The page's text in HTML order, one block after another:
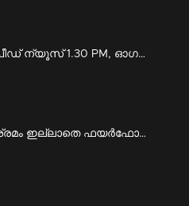
സ്പീഡ് ന്യൂസ് 1.30 PM, ഓഗസ്റ്റ് 08, 2026 | Speed News
വിശ്രമം ഇല്ലാതെ ഫയര്‍ഫോഴ്സ് ഉദ്യോഗസ്ഥര്‍; പ്രളയമേഖലയിലെ രക്ഷാകരങ്ങള്‍ | Fire Force